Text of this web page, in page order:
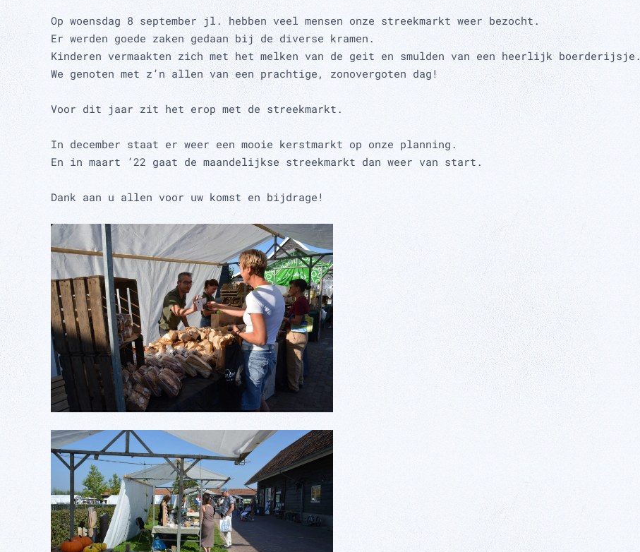
Op woensdag 8 september jl. hebben veel mensen onze streekmarkt weer bezocht.
Er werden goede zaken gedaan bij de diverse kramen.
Kinderen vermaakten zich met het melken van de geit en smulden van een heerlijk boerderijsje.
We genoten met z’n allen van een prachtige, zonovergoten dag!
Voor dit jaar zit het erop met de streekmarkt.
In december staat er weer een mooie kerstmarkt op onze planning.
En in maart ’22 gaat de maandelijkse streekmarkt dan weer van start.
Dank aan u allen voor uw komst en bijdrage!